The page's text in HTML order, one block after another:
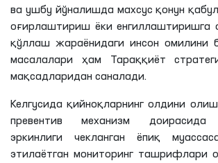
ва ушбу йўналишда махсус қонун
оғирлаштириш ёки енгиллаштиришга
қўллаш жараёнидаги инсон омилини
масалалари ҳам Тараққиёт
мақсадларидан саналади.
Келгусида қийноқларнинг олдини
превентив механизм доирасида
эркинлиги чекланган ёпиқ
этилаётган мониторинг ташрифлари